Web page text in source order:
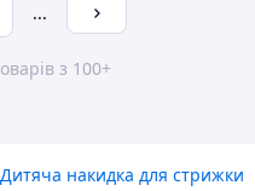
...
з 100+
Дитяча накидка для стрижки